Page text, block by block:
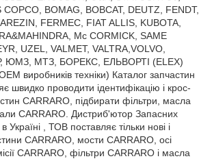
COPCO, BOMAG, BOBCAT, DEUTZ, FENDT,
FERMEC, FIAT ALLIS, KUBOTA,
Mc CORMICK, SAME
UZEL, VALMET, VALTRA,VOLVO,
ЮМЗ, МТЗ, БОРЕКС, ЕЛЬВОРТІ (ELEX)
виробників техніки) Каталог запчастин
швидко проводити ідентифікацію і крос-
CARRARO, підбирати фільтри, масла
CARRARO. Дистриб'ютор Запасних
Україні , ТОВ поставляє тільки нові і
CARRARO, мости CARRARO, осі
CARRARO, фільтри CARRARO і масла